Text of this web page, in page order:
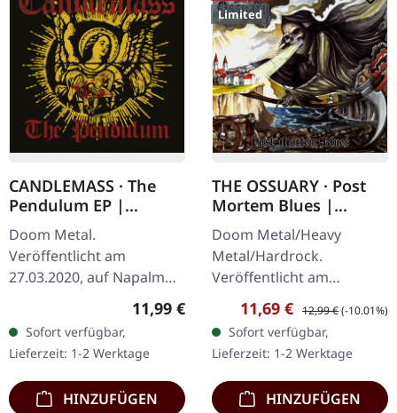
CANDLEMASS · The
Pendulum EP |
DIGIPAK CD
Doom Metal.
Veröffentlicht am
27.03.2020, auf Napalm
Records. CD im DigiPak
mit 8-seitigem Booklet.
Die schwedischen Doom-
Metal-Legenden
Candlemass…
Regulärer Preis:
11,99 €
Sofort verfügbar,
Lieferzeit: 1-2 Werktage
HINZUFÜGEN
Limited
THE OSSUARY · Post
Mortem Blues |
DIGIPAK CD
Doom Metal/Heavy
Metal/Hardrock.
Veröffentlicht am
17.02.2017, auf Supreme
Chaos Records. Limitierte
Erstauflage als Digipak.
Debüt-Album der…
Verkaufspreis:
11,69 € Regulärer Preis:
12,99 €(-10.01%)
Sofort verfügbar,
Lieferzeit: 1-2 Werktage
HINZUFÜGEN